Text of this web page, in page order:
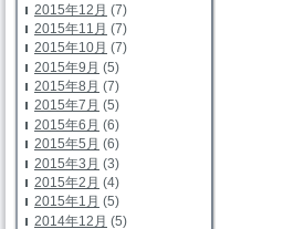
2015年12月 (7)
2015年11月 (7)
2015年10月 (7)
2015年9月 (5)
2015年8月 (7)
2015年7月 (5)
2015年6月 (6)
2015年5月 (6)
2015年3月 (3)
2015年2月 (4)
2015年1月 (5)
2014年12月 (5)